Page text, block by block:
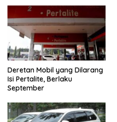
Deretan Mobil yang Dilarang
Isi Pertalite, Berlaku
September